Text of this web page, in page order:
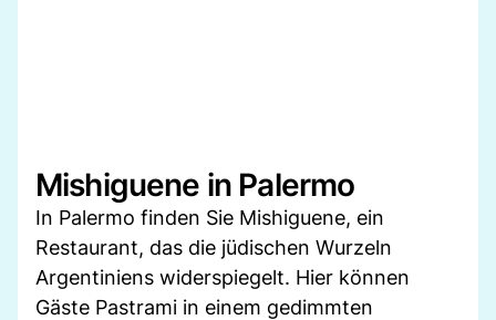
Mishiguene in Palermo
In Palermo finden Sie Mishiguene, ein
Restaurant, das die jüdischen Wurzeln
Argentiniens widerspiegelt. Hier können
Gäste Pastrami in einem gedimmten